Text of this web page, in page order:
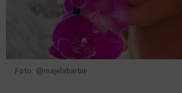
Foto: @majelabarbie